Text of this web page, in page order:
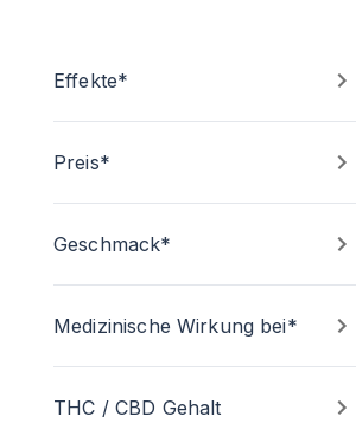
Effekte*
Preis*
Geschmack*
Medizinische Wirkung bei*
THC / CBD Gehalt